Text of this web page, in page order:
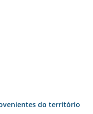
do território